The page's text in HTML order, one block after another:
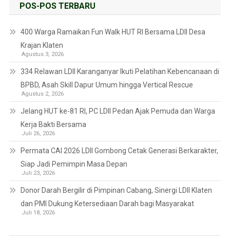
POS-POS TERBARU
400 Warga Ramaikan Fun Walk HUT RI Bersama LDII Desa
Krajan Klaten
Agustus 3, 2026
334 Relawan LDII Karanganyar Ikuti Pelatihan Kebencanaan di
BPBD, Asah Skill Dapur Umum hingga Vertical Rescue
Agustus 2, 2026
Jelang HUT ke-81 RI, PC LDII Pedan Ajak Pemuda dan Warga
Kerja Bakti Bersama
Juli 26, 2026
Permata CAI 2026 LDII Gombong Cetak Generasi Berkarakter,
Siap Jadi Pemimpin Masa Depan
Juli 23, 2026
Donor Darah Bergilir di Pimpinan Cabang, Sinergi LDII Klaten
dan PMI Dukung Ketersediaan Darah bagi Masyarakat
Juli 18, 2026